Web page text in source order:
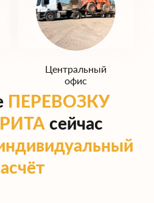
База ЗАПАД
(Одинцово)
Центральный
офис
ПЕРЕВОЗКУ
сейчас